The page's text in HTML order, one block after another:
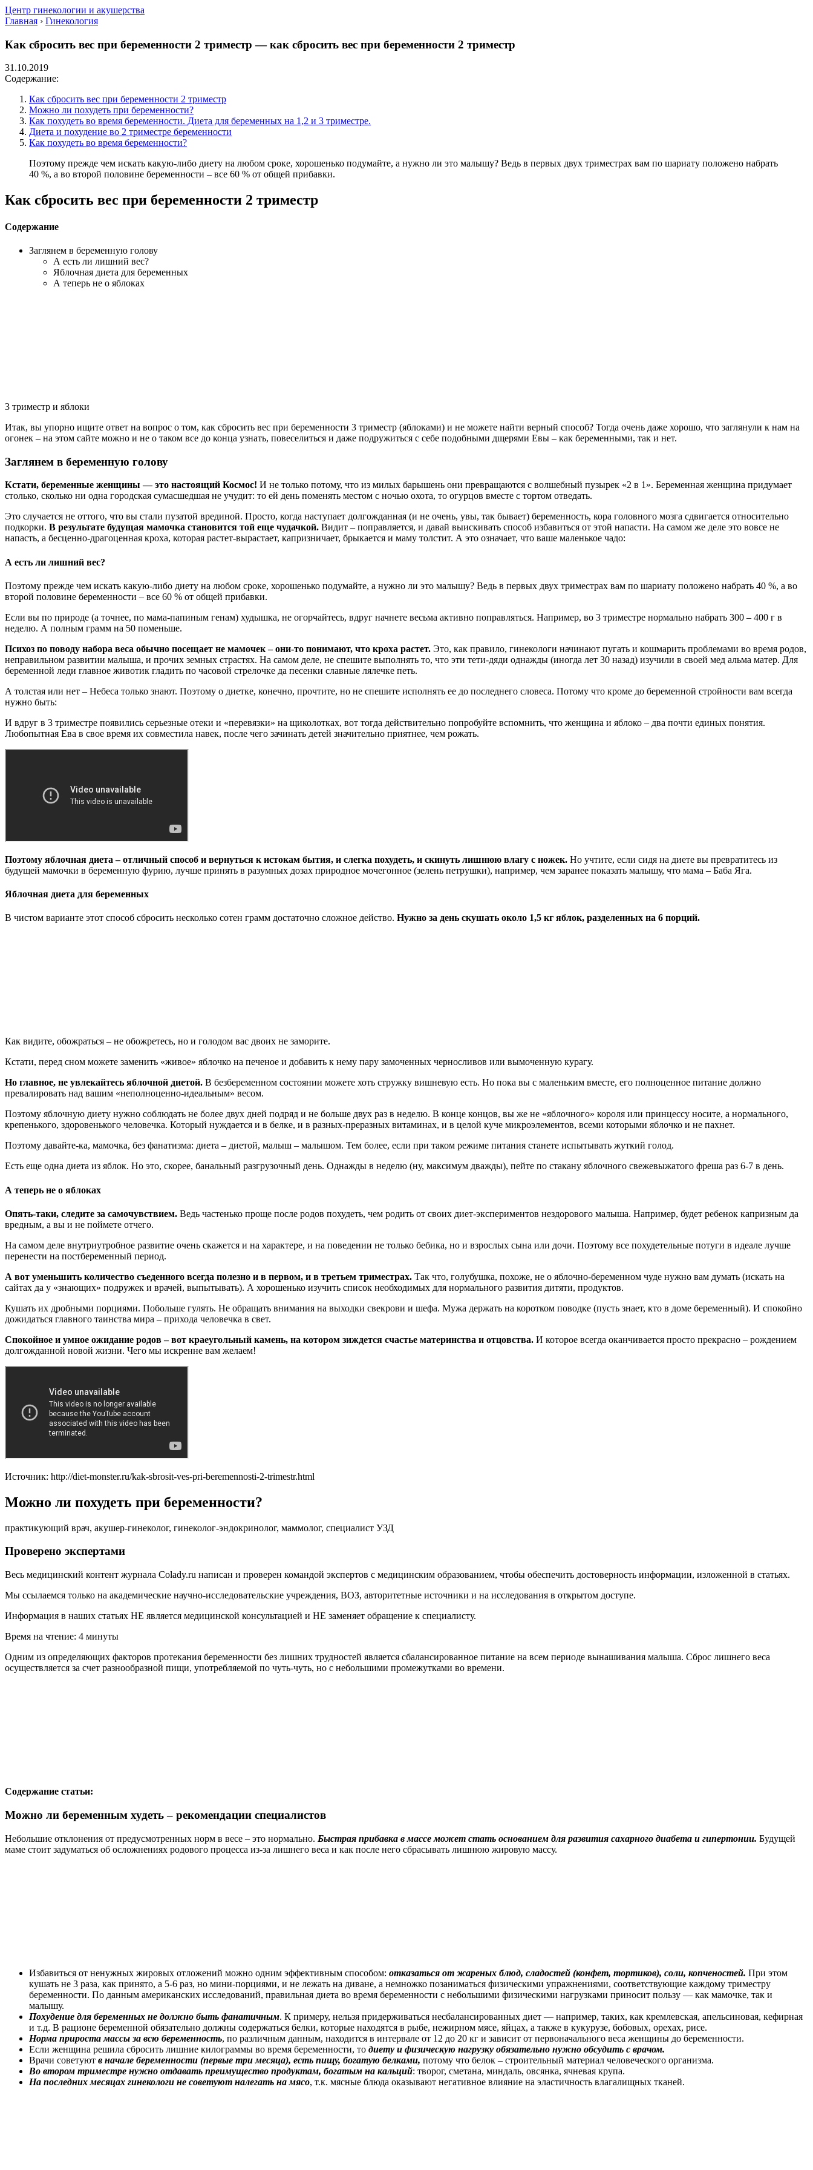
Центр гинекологии и акушерства
Главная › Гинекология
Как сбросить вес при беременности 2 триместр — как сбросить вес при беременности 2 триместр
31.10.2019
Содержание:
Как сбросить вес при беременности 2 триместр
Можно ли похудеть при беременности?
Как похудеть во время беременности. Диета для беременных на 1,2 и 3 триместре.
Диета и похудение во 2 триместре беременности
Как похудеть во время беременности?
Поэтому прежде чем искать какую-либо диету на любом сроке, хорошенько подумайте, а нужно ли это малышу? Ведь в первых двух триместрах вам по шариату положено набрать
40 %, а во второй половине беременности – все 60 % от общей прибавки.
Как сбросить вес при беременности 2 триместр
Содержание
Заглянем в беременную голову
А есть ли лишний вес?
Яблочная диета для беременных
А теперь не о яблоках
3 триместр и яблоки
Итак, вы упорно ищите ответ на вопрос о том, как сбросить вес при беременности 3 триместр (яблоками) и не можете найти верный способ? Тогда очень даже хорошо, что заглянули к нам на
огонек – на этом сайте можно и не о таком все до конца узнать, повеселиться и даже подружиться с себе подобными дщерями Евы – как беременными, так и нет.
Заглянем в беременную голову
Кстати, беременные женщины — это настоящий Космос! И не только потому, что из милых барышень они превращаются с волшебный пузырек «2 в 1». Беременная женщина придумает
столько, сколько ни одна городская сумасшедшая не учудит: то ей день поменять местом с ночью охота, то огурцов вместе с тортом отведать.
Это случается не оттого, что вы стали пузатой врединой. Просто, когда наступает долгожданная (и не очень, увы, так бывает) беременность, кора головного мозга сдвигается относительно
подкорки. В результате будущая мамочка становится той еще чудачкой. Видит – поправляется, и давай выискивать способ избавиться от этой напасти. На самом же деле это вовсе не
напасть, а бесценно-драгоценная кроха, которая растет-вырастает, капризничает, брыкается и маму толстит. А это означает, что ваше маленькое чадо:
А есть ли лишний вес?
Поэтому прежде чем искать какую-либо диету на любом сроке, хорошенько подумайте, а нужно ли это малышу? Ведь в первых двух триместрах вам по шариату положено набрать 40 %, а во
второй половине беременности – все 60 % от общей прибавки.
Если вы по природе (а точнее, по мама-папиным генам) худышка, не огорчайтесь, вдруг начнете весьма активно поправляться. Например, во 3 триместре нормально набрать 300 – 400 г в
неделю. А полным грамм на 50 поменьше.
Психоз по поводу набора веса обычно посещает не мамочек – они-то понимают, что кроха растет. Это, как правило, гинекологи начинают пугать и кошмарить проблемами во время родов,
неправильном развитии малыша, и прочих земных страстях. На самом деле, не спешите выполнять то, что эти тети-дяди однажды (иногда лет 30 назад) изучили в своей мед альма матер. Для
беременной леди главное животик гладить по часовой стрелочке да песенки славные лялечке петь.
А толстая или нет – Небеса только знают. Поэтому о диетке, конечно, прочтите, но не спешите исполнять ее до последнего словеса. Потому что кроме до беременной стройности вам всегда
нужно быть:
И вдруг в 3 триместре появились серьезные отеки и «перевязки» на щиколотках, вот тогда действительно попробуйте вспомнить, что женщина и яблоко – два почти единых понятия.
Любопытная Ева в свое время их совместила навек, после чего зачинать детей значительно приятнее, чем рожать.
Поэтому яблочная диета – отличный способ и вернуться к истокам бытия, и слегка похудеть, и скинуть лишнюю влагу с ножек. Но учтите, если сидя на диете вы превратитесь из
будущей мамочки в беременную фурию, лучше принять в разумных дозах природное мочегонное (зелень петрушки), например, чем заранее показать малышу, что мама – Баба Яга.
Яблочная диета для беременных
В чистом варианте этот способ сбросить несколько сотен грамм достаточно сложное действо. Нужно за день скушать около 1,5 кг яблок, разделенных на 6 порций.
Как видите, обожраться – не обожретесь, но и голодом вас двоих не заморите.
Кстати, перед сном можете заменить «живое» яблочко на печеное и добавить к нему пару замоченных черносливов или вымоченную курагу.
Но главное, не увлекайтесь яблочной диетой. В безбеременном состоянии можете хоть стружку вишневую есть. Но пока вы с маленьким вместе, его полноценное питание должно
превалировать над вашим «неполноценно-идеальным» весом.
Поэтому яблочную диету нужно соблюдать не более двух дней подряд и не больше двух раз в неделю. В конце концов, вы же не «яблочного» короля или принцессу носите, а нормального,
крепенького, здоровенького человечка. Который нуждается и в белке, и в разных-преразных витаминах, и в целой куче микроэлементов, всеми которыми яблочко и не пахнет.
Поэтому давайте-ка, мамочка, без фанатизма: диета – диетой, малыш – малышом. Тем более, если при таком режиме питания станете испытывать жуткий голод.
Есть еще одна диета из яблок. Но это, скорее, банальный разгрузочный день. Однажды в неделю (ну, максимум дважды), пейте по стакану яблочного свежевыжатого фреша раз 6-7 в день.
А теперь не о яблоках
Опять-таки, следите за самочувствием. Ведь частенько проще после родов похудеть, чем родить от своих диет-экспериментов нездорового малыша. Например, будет ребенок капризным да
вредным, а вы и не поймете отчего.
На самом деле внутриутробное развитие очень скажется и на характере, и на поведении не только бебика, но и взрослых сына или дочи. Поэтому все похудетельные потуги в идеале лучше
перенести на постбеременный период.
А вот уменьшить количество съеденного всегда полезно и в первом, и в третьем триместрах. Так что, голубушка, похоже, не о яблочно-беременном чуде нужно вам думать (искать на
сайтах да у «знающих» подружек и врачей, выпытывать). А хорошенько изучить список необходимых для нормального развития дитяти, продуктов.
Кушать их дробными порциями. Побольше гулять. Не обращать внимания на выходки свекрови и шефа. Мужа держать на коротком поводке (пусть знает, кто в доме беременный). И спокойно
дожидаться главного таинства мира – прихода человечка в свет.
Спокойное и умное ожидание родов – вот краеугольный камень, на котором зиждется счастье материнства и отцовства. И которое всегда оканчивается просто прекрасно – рождением
долгожданной новой жизни. Чего мы искренне вам желаем!
Источник: http://diet-monster.ru/kak-sbrosit-ves-pri-beremennosti-2-trimestr.html
Можно ли похудеть при беременности?
практикующий врач, акушер-гинеколог, гинеколог-эндокринолог, маммолог, специалист УЗД
Проверено экспертами
Весь медицинский контент журнала Colady.ru написан и проверен командой экспертов с медицинским образованием, чтобы обеспечить достоверность информации, изложенной в статьях.
Мы ссылаемся только на академические научно-исследовательские учреждения, ВОЗ, авторитетные источники и на исследования в открытом доступе.
Информация в наших статьях НЕ является медицинской консультацией и НЕ заменяет обращение к специалисту.
Время на чтение: 4 минуты
Одним из определяющих факторов протекания беременности без лишних трудностей является сбалансированное питание на всем периоде вынашивания малыша. Сброс лишнего веса
осуществляется за счет разнообразной пищи, употребляемой по чуть-чуть, но с небольшими промежутками во времени.
Содержание статьи:
Можно ли беременным худеть – рекомендации специалистов
Небольшие отклонения от предусмотренных норм в весе – это нормально. Быстрая прибавка в массе может стать основанием для развития сахарного диабета и гипертонии. Будущей
маме стоит задуматься об осложнениях родового процесса из-за лишнего веса и как после него сбрасывать лишнюю жировую массу.
Избавиться от ненужных жировых отложений можно одним эффективным способом: отказаться от жареных блюд, сладостей (конфет, тортиков), соли, копченостей. При этом
кушать не 3 раза, как принято, а 5-6 раз, но мини-порциями, и не лежать на диване, а немножко позаниматься физическими упражнениями, соответствующие каждому триместру
беременности. По данным американских исследований, правильная диета во время беременности с небольшими физическими нагрузками приносит пользу — как мамочке, так и
малышу.
Похудение для беременных не должно быть фанатичным. К примеру, нельзя придерживаться несбалансированных диет — например, таких, как кремлевская, апельсиновая, кефирная
и т.д. В рационе беременной обязательно должны содержаться белки, которые находятся в рыбе, нежирном мясе, яйцах, а также в кукурузе, бобовых, орехах, рисе.
Норма прироста массы за всю беременность, по различным данным, находится в интервале от 12 до 20 кг и зависит от первоначального веса женщины до беременности.
Если женщина решила сбросить лишние килограммы во время беременности, то диету и физическую нагрузку обязательно нужно обсудить с врачом.
Врачи советуют в начале беременности (первые три месяца), есть пищу, богатую белками, потому что белок – строительный материал человеческого организма.
Во втором триместре нужно отдавать преимущество продуктам, богатым на кальций: творог, сметана, миндаль, овсянка, ячневая крупа.
На последних месяцах гинекологи не советуют налегать на мясо, т.к. мясные блюда оказывают негативное влияние на эластичность влагалищных тканей.